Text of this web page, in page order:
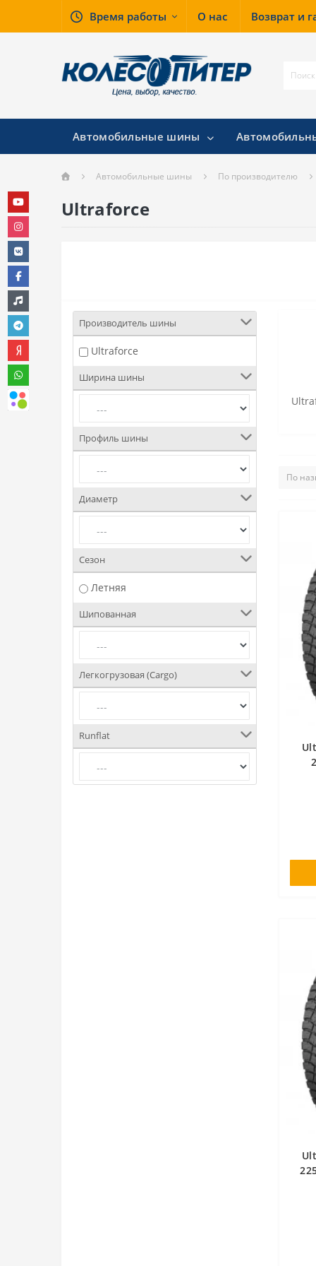
Время работы О нас Возврат и
Автомобильные шины
Автомобильные шины По производителю
Ultraforce
Производитель шины
Ultraforce
Ширина шины
Профиль шины
Диаметр
Сезон
Летняя
Шипованная
Легкогрузовая (Cargo)
Runflat